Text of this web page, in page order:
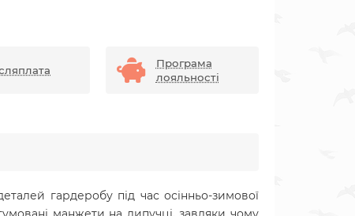
Програма
лояльності
гардеробу під час осінньо-зимової